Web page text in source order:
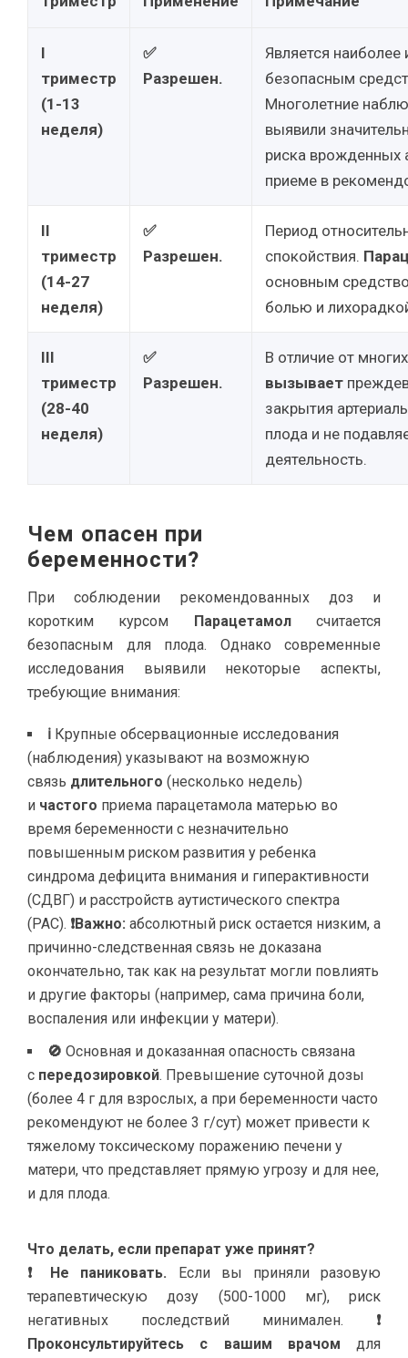
I
триместр
(1-13
неделя)
✅
Разрешен.
Является
безопасным
Многолетние
выявили
риска врожденных
приеме в
II
триместр
(14-27
неделя)
✅
Разрешен.
Период
спокойствия.
основным
болью и
III
триместр
(28-40
неделя)
✅
Разрешен.
В отличие от
вызывает
закрытия
плода и не
деятельность.
Чем опасен при
беременности?
При соблюдении рекомендованных доз и
коротким курсом Парацетамолсчитается
безопасным для плода. Однако современные
исследования выявили некоторые аспекты,
требующие внимания:
ℹ Крупные обсервационные исследования
(наблюдения) указывают на возможную
связь длительного (несколько недель)
и частого приема парацетамола матерью во
время беременности с незначительно
повышенным риском развития у ребенка
синдрома дефицита внимания и гиперактивности
(СДВГ) и расстройств аутистического спектра
(РАС). ❗Важно: абсолютный риск остается низким, а
причинно-следственная связь не доказана
окончательно, так как на результат могли повлиять
и другие факторы (например, сама причина боли,
воспаления или инфекции у матери).
🚫 Основная и доказанная опасность связана
с передозировкой. Превышение суточной дозы
(более 4 г для взрослых, а при беременности часто
рекомендуют не более 3 г/сут) может привести к
тяжелому токсическому поражению печени у
матери, что представляет прямую угрозу и для нее,
и для плода.
Что делать, если препарат уже принят?
❗ Не паниковать. Если вы приняли разовую
терапевтическую дозу (500-1000 мг), риск
негативных последствий минимален. ❗
Проконсультируйтесь с вашим врачом для